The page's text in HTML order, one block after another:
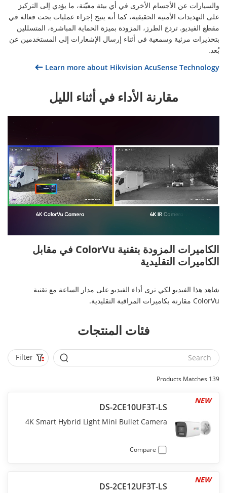
والسيارات عن الأجسام الأخرى في أي بيئة معيّنة، ما يؤدي إلى التركيز
على التهديدات الأمنية الحقيقية، كما أنه يتيح إجراء عمليات بحث فعالة في
مقطع الفيديو. تردع الطرز، المزودة بميزة الحماية المباشرة، المتسللين
بتحذيرات مرئية وسمعية في أثناء إرسال الإشعارات إلى المستخدمين عن
بُعد.
Learn more about Hikvision AcuSense Technology
مقارنة الأداء في أثناء الليل
الكاميرات المزودة بتقنية ColorVu في مقابل
الكاميرات التقليدية
شاهد هذا الفيديو لكي ترى أداء الفيديو على مدار الساعة مع تقنية
ColorVu مقارنة بكاميرات المراقبة التقليدية.
فئات المنتجات
Filter
139
DS-2CE10UF3T-LS
NEW
4K Smart Hybrid Light Mini Bullet Camera
Compare
DS-2CE12UF3T-LS
NEW